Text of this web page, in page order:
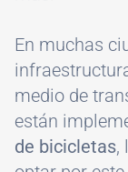
En muchas
medio de
están
de bicicletas,